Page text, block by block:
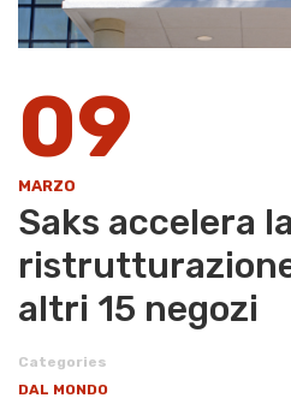
09
MARZO
Saks accelera la
altri 15 negozi
Categories
DAL MONDO